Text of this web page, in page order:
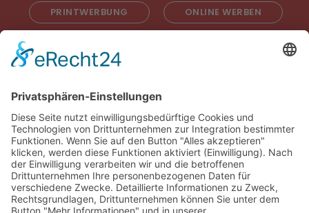
PRINTWERBUNG ONLINE WERBEN